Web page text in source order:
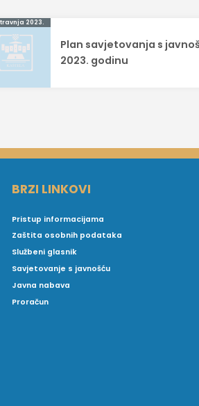
2023.
Plan savjetovanja s
2023. godinu
BRZI LINKOVI
Pristup informacijama
Zaštita osobnih podataka
Službeni glasnik
Savjetovanje s javnošću
Javna nabava
Proračun